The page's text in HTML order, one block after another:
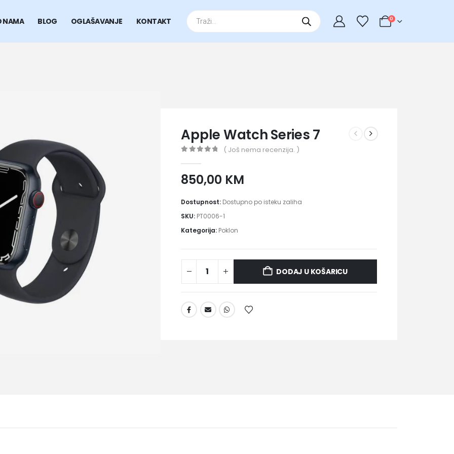
NAMA BLOG OGLAŠAVANJE KONTAKT
Products
search 0
Apple Watch Series 7
( Još nema recenzija. )
850,00 KM
Dostupnost: Dostupno po isteku zaliha
SKU: PT0006-1
Kategorija: Poklon
DODAJ U KOŠARICU